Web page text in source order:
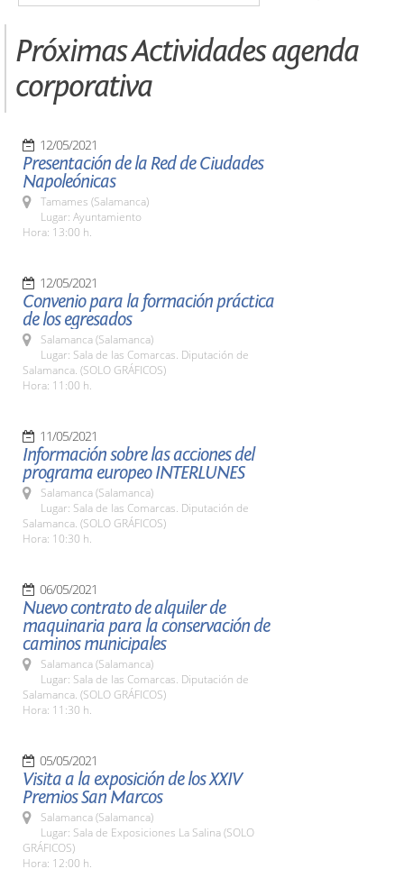
Próximas Actividades agenda
corporativa
12/05/2021
Presentación de la Red de Ciudades
Napoleónicas
Tamames (Salamanca)
Lugar: Ayuntamiento
Hora: 13:00 h.
12/05/2021
Convenio para la formación práctica
de los egresados
Salamanca (Salamanca)
Lugar: Sala de las Comarcas. Diputación de
Salamanca. (SOLO GRÁFICOS)
Hora: 11:00 h.
11/05/2021
Información sobre las acciones del
programa europeo INTERLUNES
Salamanca (Salamanca)
Lugar: Sala de las Comarcas. Diputación de
Salamanca. (SOLO GRÁFICOS)
Hora: 10:30 h.
06/05/2021
Nuevo contrato de alquiler de
maquinaria para la conservación de
caminos municipales
Salamanca (Salamanca)
Lugar: Sala de las Comarcas. Diputación de
Salamanca. (SOLO GRÁFICOS)
Hora: 11:30 h.
05/05/2021
Visita a la exposición de los XXIV
Premios San Marcos
Salamanca (Salamanca)
Lugar: Sala de Exposiciones La Salina (SOLO
GRÁFICOS)
Hora: 12:00 h.